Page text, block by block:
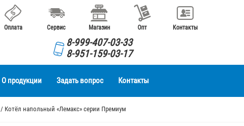
Оплата Сервис Магазин Опт Контакты
8-999-407-03-33
8-951-159-03-17
О продукции Задать вопрос Контакты
/ Котёл напольный «Лемакс» серии Премиум